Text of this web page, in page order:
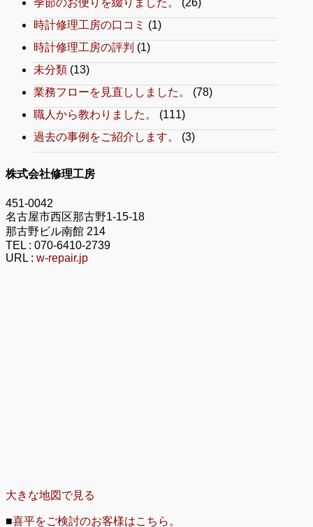
季節のお便りを綴りました。
(26)
時計修理工房の口コミ (1)
時計修理工房の評判 (1)
未分類 (13)
業務フローを見直ししました。
(78)
職人から教わりました。
(111)
過去の事例をご紹介します。
(3)
株式会社修理工房
451-0042
名古屋市西区那古野1-15-18
那古野ビル南館 214
TEL : 070-6410-2739
URL : w-repair.jp
大きな地図で見る
■喜平をご検討のお客様はこちら。